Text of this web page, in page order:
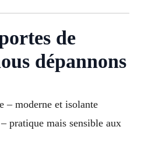
de
dépannons
– moderne et isolante
pratique mais sensible aux